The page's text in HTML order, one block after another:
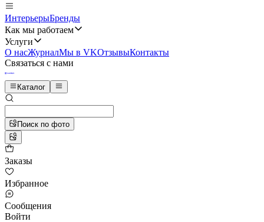
ИнтерьерыБренды
Как мы работаем
Услуги
О насЖурналМы в VKОтзывыКонтакты
Связаться с нами
Каталог
Поиск по фото
Заказы
Избранное
Сообщения
Войти